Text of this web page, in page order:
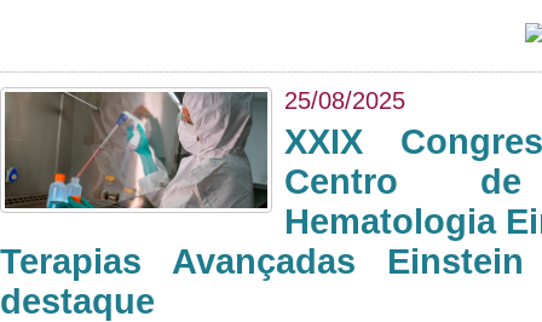
25/08/2025
XXIX
Centro
Hematologia
Terapias Avançadas
destaque